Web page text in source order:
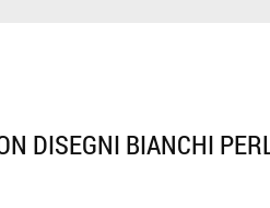
DISEGNI BIANCHI